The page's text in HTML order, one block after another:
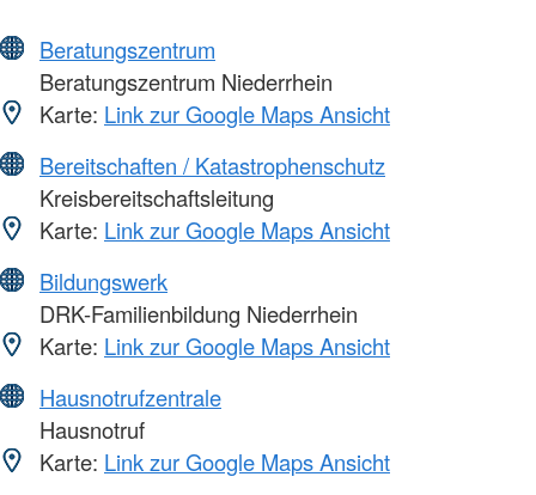
Beratungszentrum
Beratungszentrum Niederrhein
Karte: Link zur Google Maps Ansicht
Bereitschaften / Katastrophenschutz
Kreisbereitschaftsleitung
Karte: Link zur Google Maps Ansicht
Bildungswerk
DRK-Familienbildung Niederrhein
Karte: Link zur Google Maps Ansicht
Hausnotrufzentrale
Hausnotruf
Karte: Link zur Google Maps Ansicht